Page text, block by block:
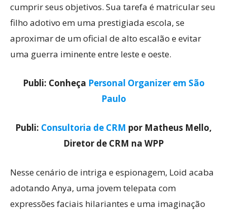
cumprir seus objetivos. Sua tarefa é matricular seu
filho adotivo em uma prestigiada escola, se
aproximar de um oficial de alto escalão e evitar
uma guerra iminente entre leste e oeste.
Publi: Conheça Personal Organizer em São
Paulo
Publi: Consultoria de CRM por Matheus Mello,
Diretor de CRM na WPP
Nesse cenário de intriga e espionagem, Loid acaba
adotando Anya, uma jovem telepata com
expressões faciais hilariantes e uma imaginação